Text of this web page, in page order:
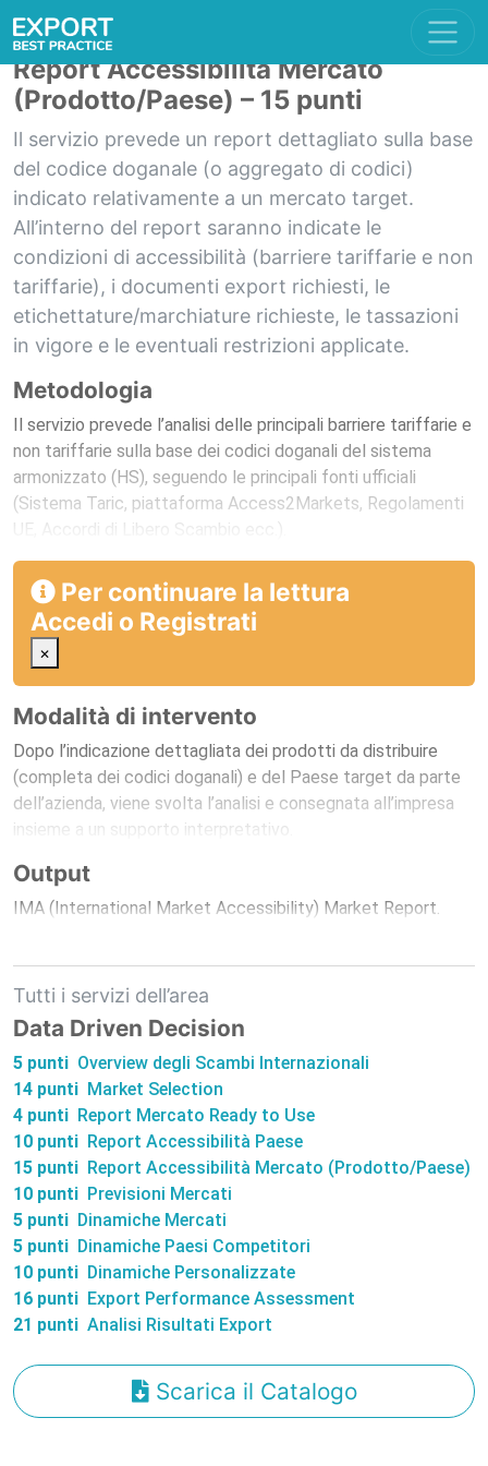
Tutti i servizi dell’area
Data Driven Decision
5 punti Overview degli Scambi Internazionali
14 punti Market Selection
4 punti Report Mercato Ready to Use
10 punti Report Accessibilità Paese
15 punti Report Accessibilità Mercato (Prodotto/Paese)
10 punti Previsioni Mercati
5 punti Dinamiche Mercati
5 punti Dinamiche Paesi Competitori
10 punti Dinamiche Personalizzate
16 punti Export Performance Assessment
21 punti Analisi Risultati Export
Scarica il Catalogo
Report Accessibilità Mercato
(Prodotto/Paese) – 15 punti
Il servizio prevede un report dettagliato sulla base
del codice doganale (o aggregato di codici)
indicato relativamente a un mercato target.
All’interno del report saranno indicate le
condizioni di accessibilità (barriere tariffarie e non
tariffarie), i documenti export richiesti, le
etichettature/marchiature richieste, le tassazioni
in vigore e le eventuali restrizioni applicate.
Metodologia
Il servizio prevede l’analisi delle principali barriere tariffarie e
non tariffarie sulla base dei codici doganali del sistema
armonizzato (HS), seguendo le principali fonti ufficiali
(Sistema Taric, piattaforma Access2Markets, Regolamenti
UE, Accordi di Libero Scambio ecc.).
Per continuare la lettura
Accedi o Registrati
×
Modalità di intervento
Dopo l’indicazione dettagliata dei prodotti da distribuire
(completa dei codici doganali) e del Paese target da parte
dell’azienda, viene svolta l’analisi e consegnata all’impresa
insieme a un supporto interpretativo.
Output
IMA (International Market Accessibility) Market Report.